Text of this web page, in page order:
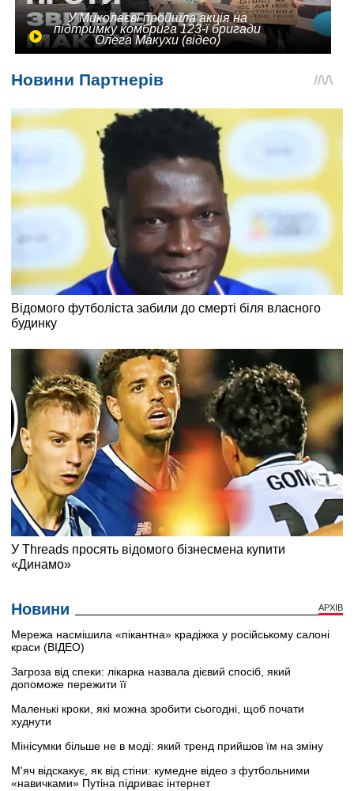
У Миколаєві пройшла акція на
підтримку комбрига 123-ї бригади
Олега Макухи (відео)
Новини АРХІВ
Мережа насмішила «пікантна» крадіжка у російському салоні
краси (ВІДЕО)
Загроза від спеки: лікарка назвала дієвий спосіб, який
допоможе пережити її
Маленькі кроки, які можна зробити сьогодні, щоб почати
худнути
Мінісумки більше не в моді: який тренд прийшов їм на зміну
М'яч відскакує, як від стіни: кумедне відео з футбольними
«навичками» Путіна підриває інтернет